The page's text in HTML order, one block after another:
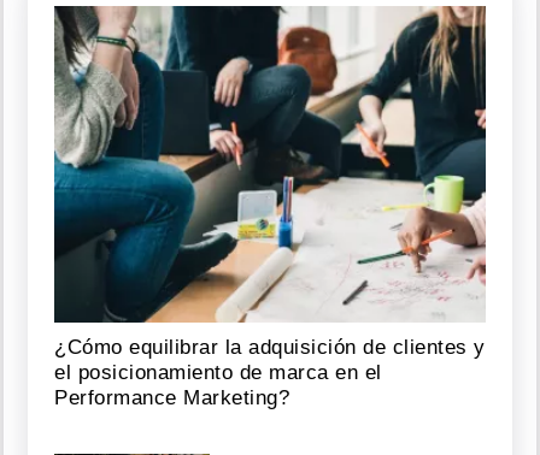
¿Cómo equilibrar la adquisición de clientes y
el posicionamiento de marca en el
Performance Marketing?